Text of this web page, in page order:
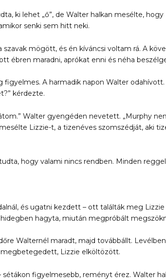
ki lehet „ő”, de Walter halkan mesélte,
senki sem hitt neki.
mögött, és én kíváncsi voltam rá. A
ébren maradni, aprókat enni és néha
A harmadik napon Walter odahívott.
kérdezte.
Walter gyengéden nevetett. „Murphy
Lizzie-t, a tizenéves szomszédját, aki
hogy valami nincs rendben. Minden
és ugatni kezdett – ott találták meg Lizzie
hagyta, miután megpróbált
Walternél maradt, majd továbbállt.
Lizzie elköltözött.
figyelmesebb, reményt érez. Walter